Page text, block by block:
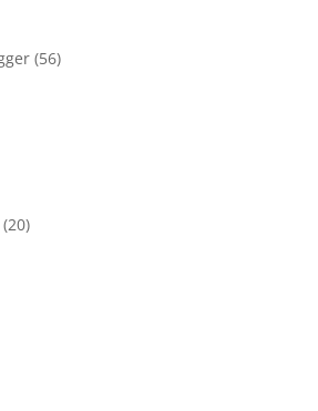
(56)
(20)